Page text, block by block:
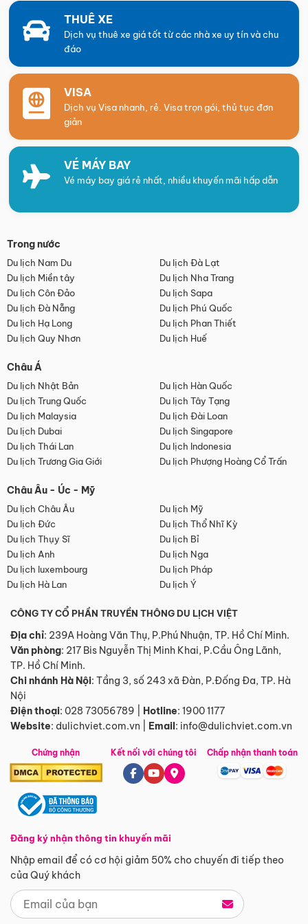
THUÊ XE
Dịch vụ thuê xe giá tốt từ các nhà xe uy tín và chu
đáo
VISA
Dịch vụ Visa nhanh, rẻ. Visa trọn gói, thủ tục đơn
giản
VÉ MÁY BAY
Vé máy bay giá rẻ nhất, nhiều khuyến mãi hấp dẫn
Trong nước
Du lịch Nam Du
Du lịch Đà Lạt
Du lịch Miền tây
Du lịch Nha Trang
Du lịch Côn Đảo
Du lịch Sapa
Du lịch Đà Nẵng
Du lịch Phú Quốc
Du lịch Hạ Long
Du lịch Phan Thiết
Du lịch Quy Nhơn
Du lịch Huế
Châu Á
Du lịch Nhật Bản
Du lịch Hàn Quốc
Du lịch Trung Quốc
Du lịch Tây Tạng
Du lịch Malaysia
Du lịch Đài Loan
Du lịch Dubai
Du lịch Singapore
Du lịch Thái Lan
Du lịch Indonesia
Du lịch Trương Gia Giới
Du lịch Phượng Hoàng Cổ Trấn
Châu Âu - Úc - Mỹ
Du lịch Châu Âu
Du lịch Mỹ
Du lịch Đức
Du lịch Thổ Nhĩ Kỳ
Du lịch Thụy Sĩ
Du lịch Bỉ
Du lịch Anh
Du lịch Nga
Du lịch luxembourg
Du lịch Pháp
Du lịch Hà Lan
Du lịch Ý
CÔNG TY CỔ PHẦN TRUYỀN THÔNG DU LỊCH VIỆT
Địa chỉ: 239A Hoàng Văn Thụ, P.Phú Nhuận, TP. Hồ Chí Minh.
Văn phòng: 217 Bis Nguyễn Thị Minh Khai, P.Cầu Ông Lãnh,
TP. Hồ Chí Minh.
Chi nhánh Hà Nội: Tầng 3, số 243 xã Đàn, P.Đống Đa, TP. Hà
Nội
Điện thoại: 028 73056789 Hotline: 1900 1177
Website: dulichviet.com.vn Email: info@dulichviet.com.vn
Chứng nhận
Đăng ký nhận thông tin khuyến mãi
Nhập email để có cơ hội giảm 50% cho chuyến đi tiếp theo
của Quý khách
Kết nối với chúng tôi Chấp nhận thanh toán